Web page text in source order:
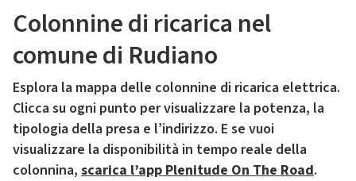
Colonnine di ricarica nel
comune di Rudiano
Esplora la mappa delle colonnine di ricarica elettrica.
Clicca su ogni punto per visualizzare la potenza, la
tipologia della presa e l’indirizzo. E se vuoi
visualizzare la disponibilità in tempo reale della
colonnina, scarica l’app Plenitude On The Road.